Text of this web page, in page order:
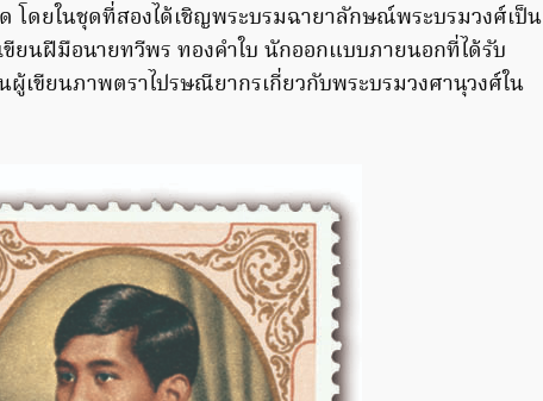
โดยในชุดที่สองได้เชิญพระบรมฉายาลักษณ์พระบรมวงศ์เป็น
ยนฝีมือนายทวีพร ทองคำใบ นักออกแบบภายนอกที่ได้รับ
ผู้เขียนภาพตราไปรษณียากรเกี่ยวกับพระบรมวงศานุวงศ์ใน